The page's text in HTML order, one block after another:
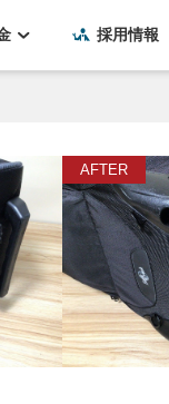
採用情報